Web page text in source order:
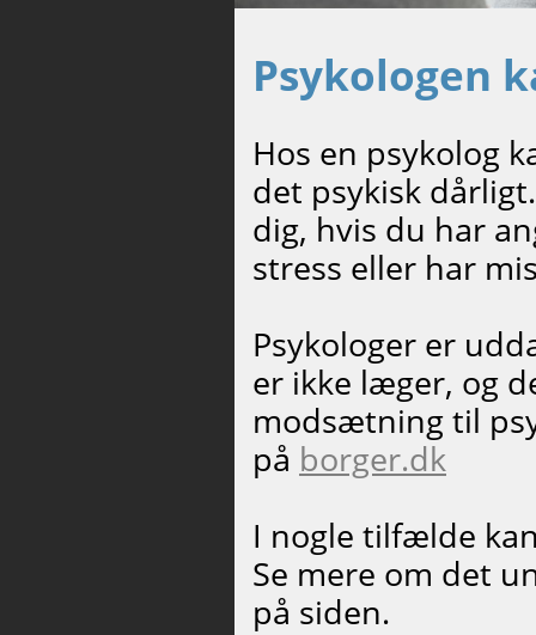
Psykologen
Hos en psykolog
det psykisk
dig, hvis du har
stress eller har
Psykologer er
er ikke læger, og
modsætning til
på borger.dk
I nogle tilfælde
Se mere om det
på siden.